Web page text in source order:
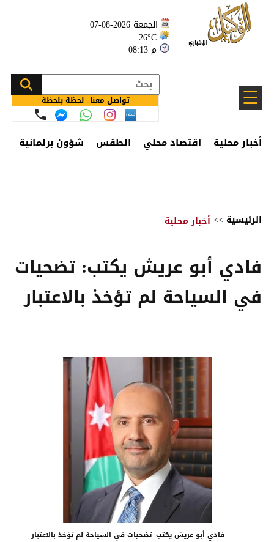
الجمعة 2026-08-07
26°C
08:13 م
☰ تواصل معنا.. لحظة بلحظة
أخبار محلية اقتصاد محلي الطقس شؤون برلمانية
الرئيسية >> أخبار محلية
فادي أبو عريش يكتب: تضحيات
في السياحة لم تؤخذ بالاعتبار
فادي أبو عريش يكتب: تضحيات في السياحة لم تؤخذ بالاعتبار